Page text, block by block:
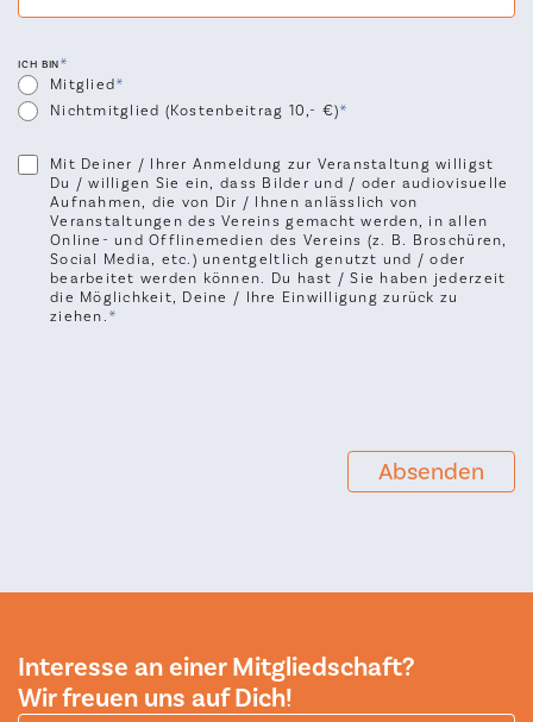
PFLICHTFELD
ICH BIN *
Mitglied
Nichtmitglied (Kostenbeitrag 10,- €)
Mit Deiner / Ihrer Anmeldung zur Veranstaltung willigst
Du / willigen Sie ein, dass Bilder und / oder audiovisuelle
Aufnahmen, die von Dir / Ihnen anlässlich von
Veranstaltungen des Vereins gemacht werden, in allen
Online- und Offlinemedien des Vereins (z. B. Broschüren,
Social Media, etc.) unentgeltlich genutzt und / oder
bearbeitet werden können. Du hast / Sie haben jederzeit
die Möglichkeit, Deine / Ihre Einwilligung zurück zu
ziehen.
Absenden
Interesse an einer Mitgliedschaft?
Wir freuen uns auf Dich!